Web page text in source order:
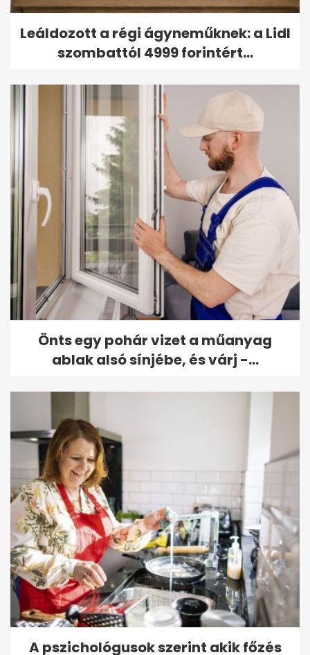
Leáldozott a régi ágyneműknek: a Lidl
szombattól 4999 forintért...
Önts egy pohár vizet a műanyag
ablak alsó sínjébe, és várj -...
A pszichológusok szerint akik főzés